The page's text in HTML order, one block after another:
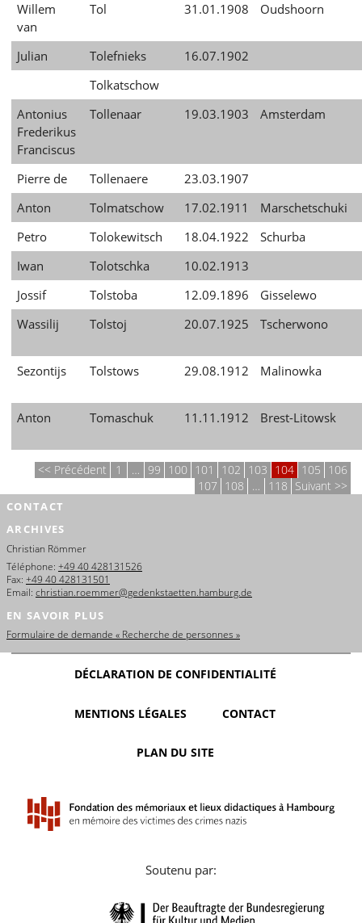
Willem
van
Tol 31.01.1908 Oudshoorn
Julian Tolefnieks
16.07.1902
Tolkatschow
Antonius
Frederikus
Franciscus
Tollenaar 19.03.1903 Amsterdam
Pierre de Tollenaere
23.03.1907
Anton
Tolmatschow 17.02.1911
Marschetschuki
Petro
Tolokewitsch 18.04.1922
Schurba
Iwan
Tolotschka
10.02.1913
Jossif
Tolstoba 12.09.1896
Gisselewo
Wassilij
Tolstoj 20.07.1925 Tscherwono
Sezontijs Tolstows 29.08.1912 Malinowka
Anton Tomaschuk 11.11.1912 Brest-Litowsk
Précédent 1 … 99 100 101 102 103 104 105
106
107
108 … 118 Suivant
CONTACT
ARCHIVES
Christian Römmer
Téléphone: +49 40 428131526
Fax: +49 40 428131501
Email: christian.roemmer@gedenkstaetten.hamburg.de
EN SAVOIR PLUS
Formulaire de demande « Recherche de personnes »
DÉCLARATION DE CONFIDENTIALITÉ
MENTIONS LÉGALES CONTACT
PLAN DU SITE
Soutenu par: